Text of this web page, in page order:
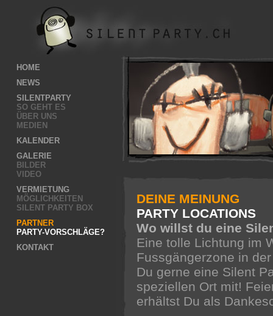
HOME
NEWS
SILENTPARTY
SO GEHT ES
ÜBER UNS
MEDIEN
KALENDER
GALERIE
BILDER
VIDEO
VERMIETUNG
MÖGLICHKEITEN
SILENT PARTY BOX
PARTNER
PARTY-VORSCHLÄGE?
KONTAKT
DEINE MEINUNG
PARTY LOCATIONS
Wo willst du eine
Eine tolle Lichtung im
Fussgängerzone in
Du gerne eine Silent
speziellen Ort mit!
erhältst Du als